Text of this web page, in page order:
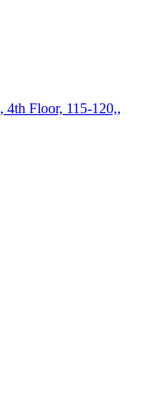
, 4th Floor, 115-120,,